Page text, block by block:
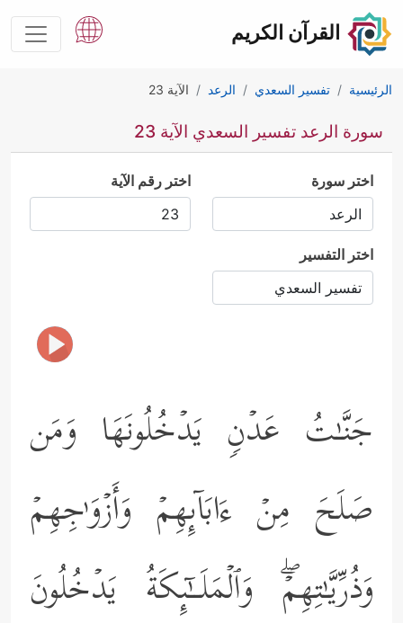
القرآن الكريم
الرئيسية تفسير السعدي الرعد الآية 23
سورة الرعد تفسير السعدي الآية 23
اختر سورة اختر رقم الآية
اختر التفسير
جَنَّـٰتُ عَدۡنࣲ یَدۡخُلُونَهَا وَمَن
صَلَحَ مِنۡ ءَابَاۤىِٕهِمۡ وَأَزۡوَ ٰ⁠جِهِمۡ
وَذُرِّیَّـٰتِهِمۡۖ وَٱلۡمَلَــٰۤىِٕكَةُ یَدۡخُلُونَ